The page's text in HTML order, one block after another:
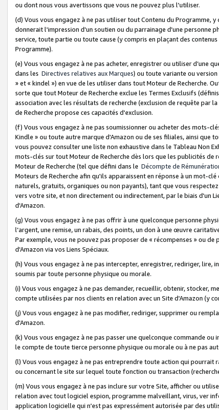
ou dont nous vous avertissons que vous ne pouvez plus l'utiliser.
(d) Vous vous engagez à ne pas utiliser tout Contenu du Programme,
donnerait l'impression d'un soutien ou du parrainage d'une personne
service, toute partie ou toute cause (y compris en plaçant des
Programme).
(e) Vous vous engagez à ne pas acheter, enregistrer ou utiliser d’une
dans les Directives relatives aux Marques) ou toute variante ou
» et « kindel ») en vue de les utiliser dans tout Moteur de Recherche.
sorte que tout Moteur de Recherche exclue les Termes Exclusifs
association avec les résultats de recherche (exclusion de requête
de Recherche propose ces capacités d'exclusion.
(f) Vous vous engagez à ne pas soumissionner ou acheter des mots-
Kindle » ou toute autre marque d'Amazon ou de ses filiales, ainsi que
vous pouvez consulter une liste non exhaustive dans le Tableau Non
mots-clés sur tout Moteur de Recherche dès lors que les publicités de
Moteur de Recherche (tel que défini dans le Décompte de
Moteurs de Recherche afin qu'ils apparaissent en réponse à un mot-
naturels, gratuits, organiques ou non payants), tant que vous
vers votre site, et non directement ou indirectement, par le biais d'un
d'Amazon.
(g) Vous vous engagez à ne pas offrir à une quelconque personne
l'argent, une remise, un rabais, des points, un don à une œuvre
Par exemple, vous ne pouvez pas proposer de « récompenses » ou
d'Amazon via vos Liens Spéciaux.
(h) Vous vous engagez à ne pas intercepter, enregistrer, rediriger,
soumis par toute personne physique ou morale.
(i) Vous vous engagez à ne pas demander, recueillir, obtenir, stocker,
compte utilisées par nos clients en relation avec un Site d'Amazon (y
(j) Vous vous engagez à ne pas modifier, rediriger, supprimer ou
d'Amazon.
(k) Vous vous engagez à ne pas passer une quelconque commande
le compte de toute tierce personne physique ou morale ou à ne pas
(l) Vous vous engagez à ne pas entreprendre toute action qui
ou concernant le site sur lequel toute fonction ou transaction
(m) Vous vous engagez à ne pas inclure sur votre Site, afficher ou
relation avec tout logiciel espion, programme malveillant, virus, ver
application logicielle qui n'est pas expressément autorisée par des